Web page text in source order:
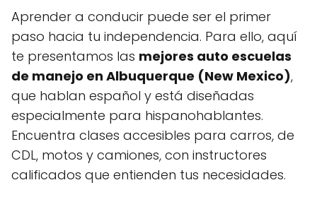
Aprender a conducir puede ser el primer
paso hacia tu independencia. Para ello, aquí
te presentamos las mejores auto escuelas
de manejo en Albuquerque (New Mexico),
que hablan español y está diseñadas
especialmente para hispanohablantes.
Encuentra clases accesibles para carros, de
CDL, motos y camiones, con instructores
calificados que entienden tus necesidades.